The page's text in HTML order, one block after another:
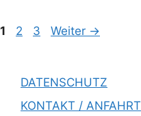
1 2 3 Weiter →
DATENSCHUTZ
KONTAKT / ANFAHRT